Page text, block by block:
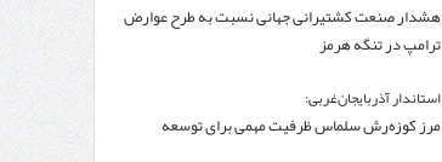
هشدار صنعت کشتیرانی جهانی نسبت به طرح عوارض
ترامپ در تنگه هرمز
استاندار آذربایجان‌غربی:
مرز کوزه‌رش سلماس ظرفیت مهمی برای توسعه